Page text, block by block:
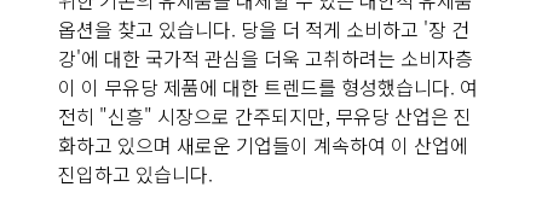
옵션을 찾고 있습니다. 당을 더 적게 소비하고 '장 건
강'에 대한 국가적 관심을 더욱 고취하려는 소비자층
이 이 무유당 제품에 대한 트렌드를 형성했습니다. 여
전히 "신흥" 시장으로 간주되지만, 무유당 산업은 진
화하고 있으며 새로운 기업들이 계속하여 이 산업에
진입하고 있습니다.